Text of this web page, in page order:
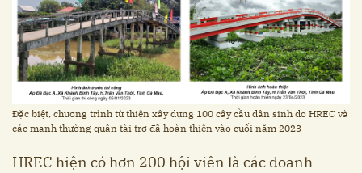
Đặc biệt, chương trình từ thiện xây dựng 100 cây cầu dân sinh do HREC và
các mạnh thường quân tài trợ đã hoàn thiện vào cuối năm 2023
HREC hiện có hơn 200 hội viên là các doanh